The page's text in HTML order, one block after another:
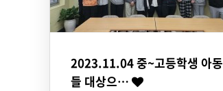
2023.11.04 중~고등학생 아동
들 대상으…